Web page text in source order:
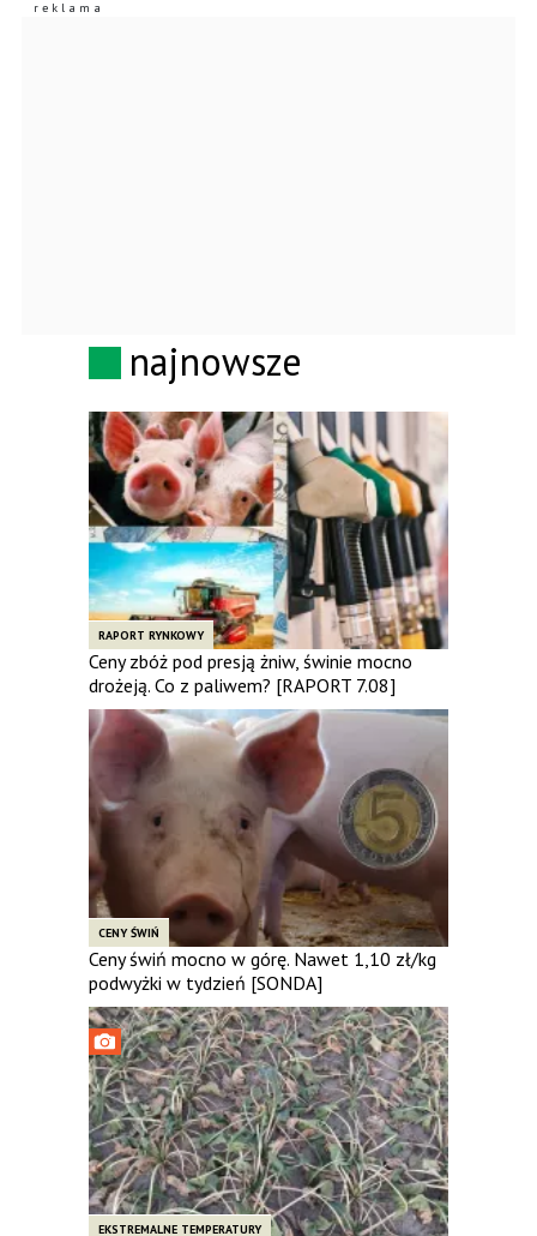
najnowsze
RAPORT RYNKOWY
Ceny zbóż pod presją żniw, świnie mocno
drożeją. Co z paliwem? [RAPORT 7.08]
CENY ŚWIŃ
Ceny świń mocno w górę. Nawet 1,10 zł/kg
podwyżki w tydzień [SONDA]
EKSTREMALNE TEMPERATURY